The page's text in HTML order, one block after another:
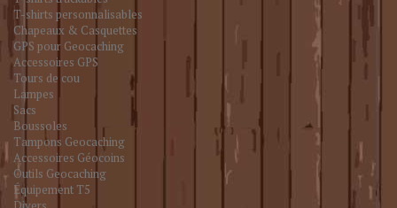
T-shirts personnalisables
Chapeaux & Casquettes
GPS pour Geocaching
Accessoires GPS
Tours de cou
Lampes
Sacs
Boussoles
Tampons Geocaching
Accessoires Géocoins
Outils Geocaching
Équipement T5